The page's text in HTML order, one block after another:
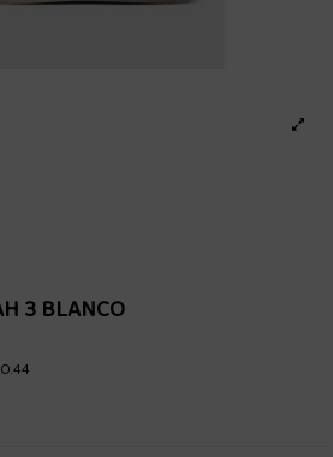
3 BLANCO